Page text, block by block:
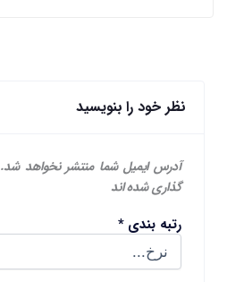
نظر خود را بنویسید
آدرس ایمیل شما منتشر نخواهد شد.
گذاری شده اند
رتبه بندی*